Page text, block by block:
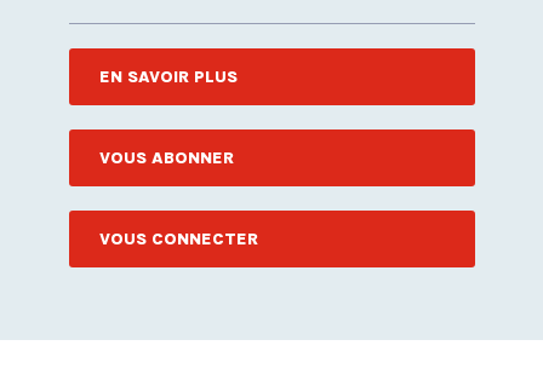
EN SAVOIR PLUS
VOUS ABONNER
VOUS CONNECTER